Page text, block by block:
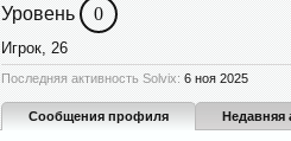
Уровень 0
Игрок, 26
Последняя активность Solvix: 6 ноя 2025
Сообщения профиля Недавняя